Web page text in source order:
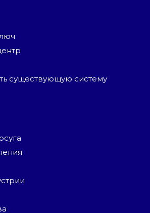
существующую систему